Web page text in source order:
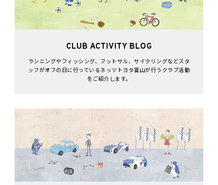
CLUB ACTIVITY BLOG
ランニングやフィッシング、フットサル、サイクリングなどスタ
ッフがオフの日に行っているネッツトヨタ富山が行うクラブ活動
をご紹介します。